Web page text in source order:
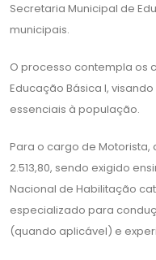
Secretaria Municipal de
municipais.
O processo contempla os
Educação Básica I,
essenciais à população.
Para o cargo de Motorista,
2.513,80, sendo exigido
Nacional de Habilitação
especializado para
(quando aplicável) e